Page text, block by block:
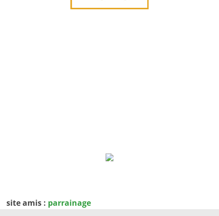
site amis : parrainage